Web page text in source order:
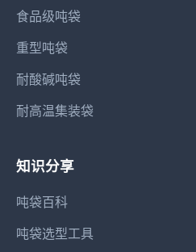
食品级吨袋
重型吨袋
耐酸碱吨袋
耐高温集装袋
知识分享
吨袋百科
吨袋选型工具